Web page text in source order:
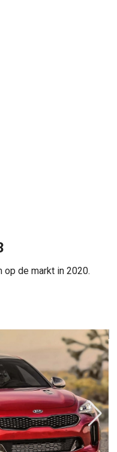
de markt in 2020.